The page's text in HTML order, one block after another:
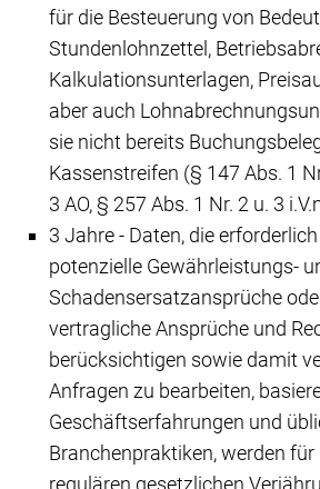
für die Besteuerung von
Stundenlohnzettel,
Kalkulationsunterlagen,
aber auch
sie nicht bereits
Kassenstreifen (§ 147 Abs. 1
3 AO, § 257 Abs. 1 Nr. 2 u. 3
3 Jahre - Daten, die
potenzielle Gewährleistungs-
Schadensersatzansprüche
vertragliche Ansprüche und
berücksichtigen sowie damit
Anfragen zu bearbeiten,
Geschäftserfahrungen und
Branchenpraktiken, werden für
regulären gesetzlichen